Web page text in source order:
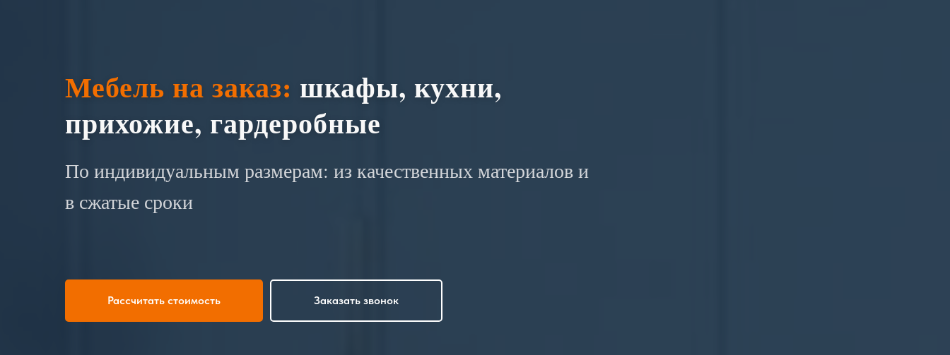
Мебель на заказ: шкафы, кухни,
прихожие, гардеробные
По индивидуальным размерам: из качественных материалов и
в сжатые сроки
Рассчитать стоимость Заказать звонок